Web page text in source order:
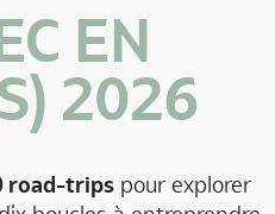
EN
2026
road-trips pour explorer